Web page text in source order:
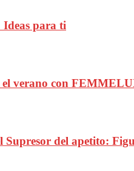
Ideas para ti
verano con
Supresor del apetito: